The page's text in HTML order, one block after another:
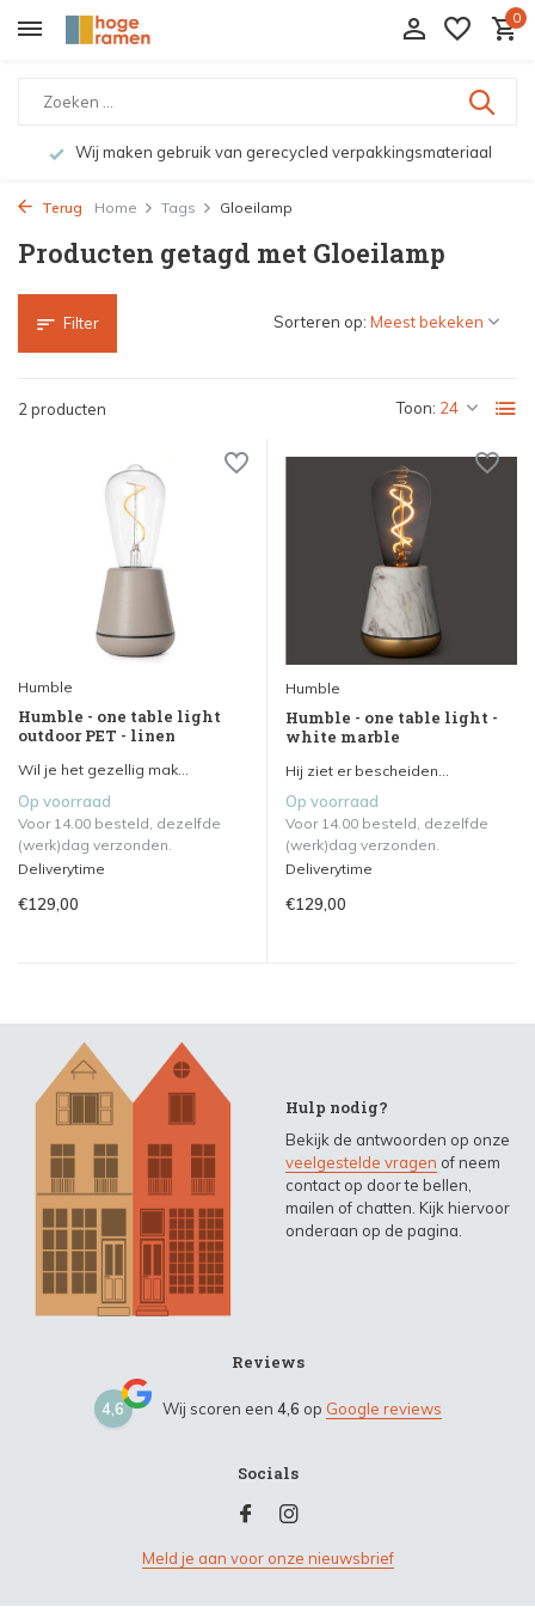
0
Wij maken gebruik van gerecycled verpakkingsmateriaal
Terug Home Tags Gloeilamp
Producten getagd met Gloeilamp
Filter
2 producten Toon:
Sorteren op:
Humble
Humble - one table light
outdoor PET - linen
Wil je het gezellig mak...
Op voorraad
Voor 14.00 besteld, dezelfde
(werk)dag verzonden.
Deliverytime
€129,00
Humble
Humble - one table light -
white marble
Hij ziet er bescheiden...
Op voorraad
Voor 14.00 besteld, dezelfde
(werk)dag verzonden.
Deliverytime
€129,00
Hulp nodig?
Bekijk de antwoorden op onze
veelgestelde vragen of neem
contact op door te bellen,
mailen of chatten. Kijk hiervoor
onderaan op de pagina.
Reviews
4,6 Wij scoren een 4,6 op Google reviews
Socials
Meld je aan voor onze nieuwsbrief